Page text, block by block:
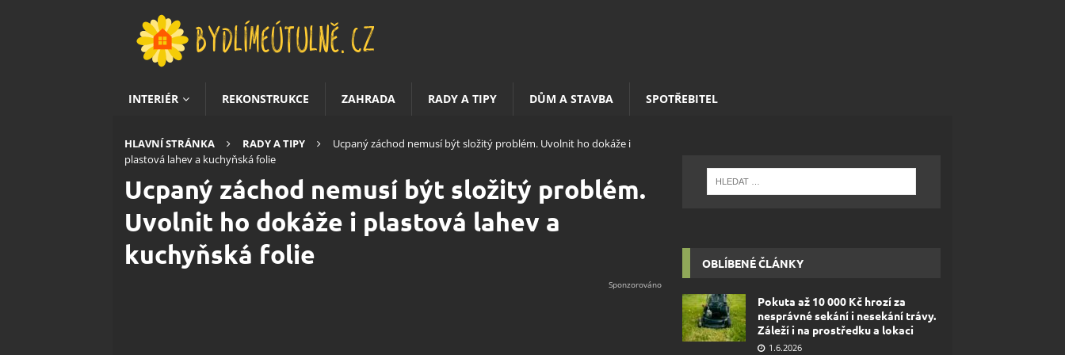
INTERIÉR REKONSTRUKCE ZAHRADA RADY A TIPY DŮM A STAVBA SPOTŘEBITEL
HLAVNÍ STRÁNKA RADY A TIPY
Ucpaný záchod nemusí být složitý problém. Uvolnit ho dokáže i
plastová lahev a kuchyňská folie
Ucpaný záchod nemusí být složitý problém.
Uvolnit ho dokáže i plastová lahev a
kuchyňská folie
OBLÍBENÉ ČLÁNKY
Pokuta až 10 000 Kč hrozí za
nesprávné sekání i nesekání trávy.
Záleží i na prostředku a lokaci
1.6.2026